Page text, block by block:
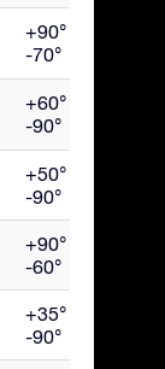
+90° до
-70°
+60° до
-90°
+50° до
-90°
+90° до
-60°
+35° до
-90°